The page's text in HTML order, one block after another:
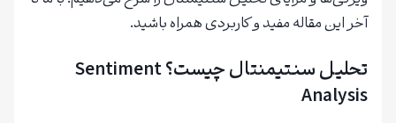
آخر این مقاله مفید و کاربردی همراه باشید.
تحلیل سنتیمنتال چیست؟ Sentiment
Analysis